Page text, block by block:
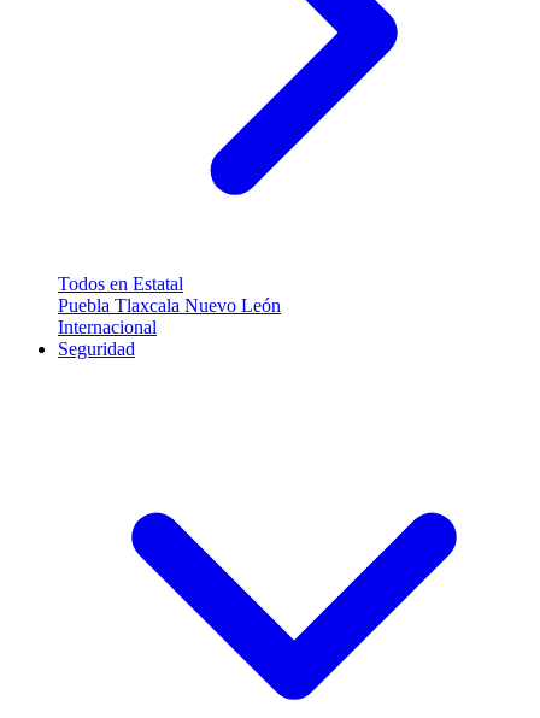
Todos en Estatal
Puebla Tlaxcala Nuevo León
Internacional
Seguridad